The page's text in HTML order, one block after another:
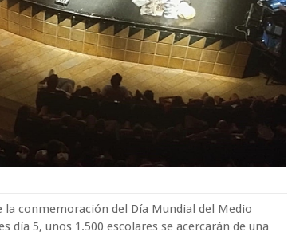
conmemoración del Día Mundial del Medio
día 5, unos 1.500 escolares se acercarán de una